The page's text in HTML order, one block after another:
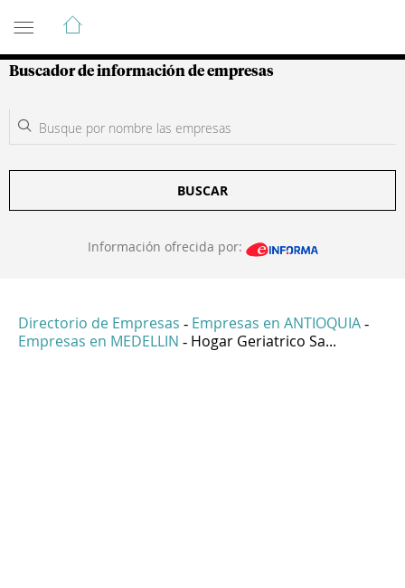
Guía de Empresas Colombianas
Buscador de información de empresas
BUSCAR
Información ofrecida por:
Directorio de Empresas - Empresas en ANTIOQUIA -
Empresas en MEDELLIN - Hogar Geriatrico Sa...